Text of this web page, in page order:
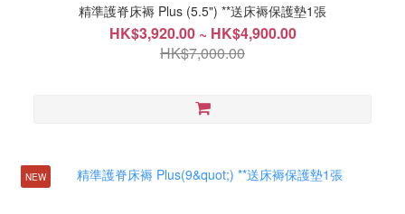
精準護脊床褥 Plus (5.5") **送床褥保護墊1張
HK$3,920.00 ~ HK$4,900.00
HK$7,000.00
NEW